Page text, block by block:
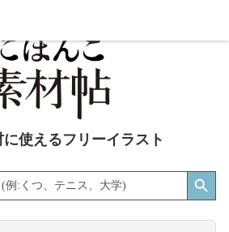
に使えるフリーイラスト
Search Button